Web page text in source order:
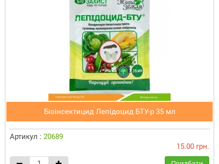
Біоінсектицид Лепідоцид БТУ-р 35 мл
Артикул : 20689
15.00 грн.